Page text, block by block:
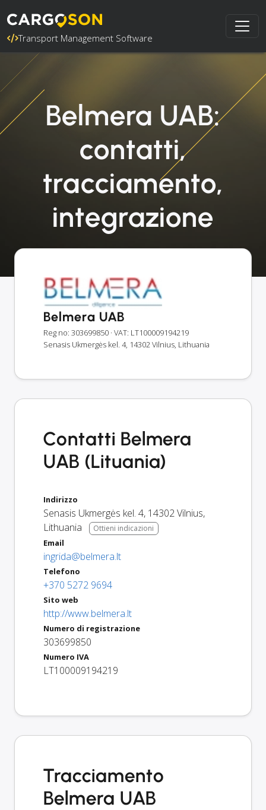
Transport Management Software
Belmera UAB:
contatti,
tracciamento,
integrazione
Belmera UAB
Reg no: 303699850 · VAT: LT100009194219
Senasis Ukmergės kel. 4, 14302 Vilnius, Lithuania
Contatti Belmera
UAB (Lituania)
Indirizzo
Senasis Ukmergės kel. 4, 14302Vilnius,
Lithuania
Ottieni indicazioni
Email
ingrida@belmera.lt
Telefono
+370 5272 9694
Sito web
http://www.belmera.lt
Numero di registrazione
303699850
Numero IVA
LT100009194219
Tracciamento
Belmera UAB